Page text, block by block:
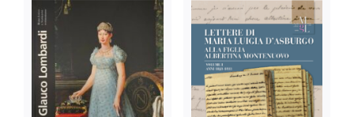
Attività
Pubblicazioni
Collezione